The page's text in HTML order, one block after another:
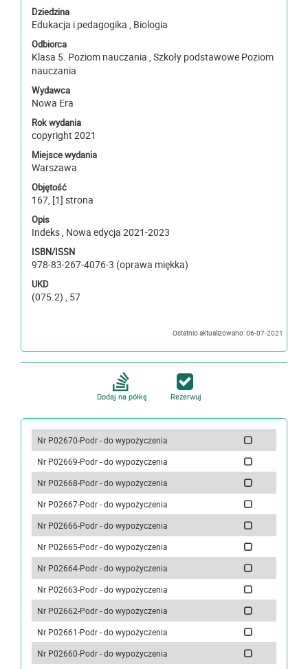
Dziedzina
Edukacja i pedagogika , Biologia
Odbiorca
Klasa 5. Poziom nauczania , Szkoły podstawowe Poziom
nauczania
Wydawca
Nowa Era
Rok wydania
copyright 2021
Miejsce wydania
Warszawa
Objętość
167, [1] strona
Opis
Indeks , Nowa edycja 2021-2023
ISBN/ISSN
978-83-267-4076-3 (oprawa miękka)
UKD
(075.2) , 57
Ostatnio aktualizowano: 06-07-2021
Dodaj na półkę Rezerwuj
Nr P02670-Podr - do wypożyczenia
Nr P02669-Podr - do wypożyczenia
Nr P02668-Podr - do wypożyczenia
Nr P02667-Podr - do wypożyczenia
Nr P02666-Podr - do wypożyczenia
Nr P02665-Podr - do wypożyczenia
Nr P02664-Podr - do wypożyczenia
Nr P02663-Podr - do wypożyczenia
Nr P02662-Podr - do wypożyczenia
Nr P02661-Podr - do wypożyczenia
Nr P02660-Podr - do wypożyczenia